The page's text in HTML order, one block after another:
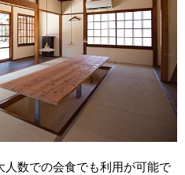
数での会食でも利用が可能で